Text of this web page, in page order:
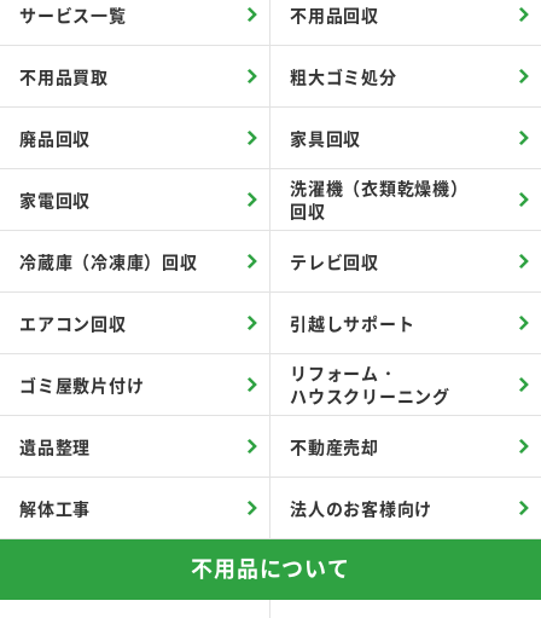
サービス一覧 不用品回収
不用品買取 粗大ゴミ処分
廃品回収 家具回収
家電回収
洗濯機（衣類乾燥機）
回収
冷蔵庫（冷凍庫）回収 テレビ回収
エアコン回収 引越しサポート
ゴミ屋敷片付け
リフォーム・
ハウスクリーニング
遺品整理 不動産売却
解体工事 法人のお客様向け
不用品について